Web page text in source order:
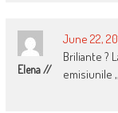
Elena //
June 22,
Briliante ?
emisiunile